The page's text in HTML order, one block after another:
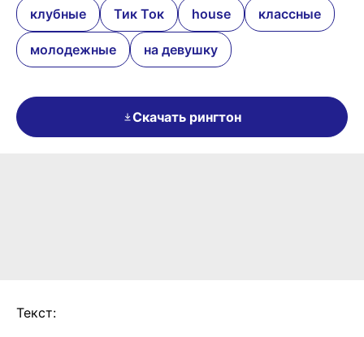
клубные Тик Ток house классные
молодежные на девушку
Скачать рингтон
Текст: